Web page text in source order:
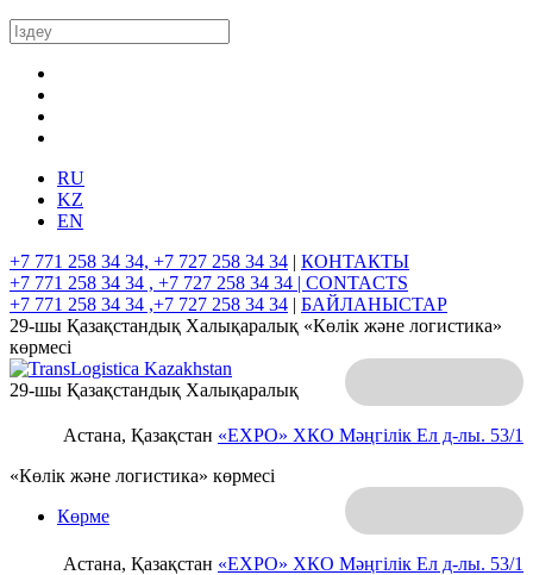
RU
KZ
EN
+7 771 258 34 34, +7 727 258 34 34 | КОНТАКТЫ
+7 771 258 34 34 , +7 727 258 34 34 | CONTACTS
+7 771 258 34 34 ,+7 727 258 34 34 | БАЙЛАНЫСТАР
29-шы Қазақстандық Халықаралық «Көлік және логистика»
көрмесі
Астана, Қазақстан «EXPO» ХКО Мәңгілік Ел д-лы. 53/1
29-шы Қазақстандық Халықаралық
«Көлік және логистика» көрмесі
Астана, Қазақстан «EXPO» ХКО Мәңгілік Ел д-лы. 53/1
Көрме